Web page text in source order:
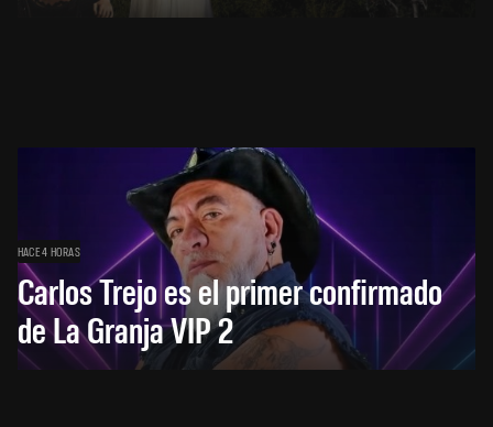
HACE 4 HORAS
Carlos Trejo es el primer confirmado
de La Granja VIP 2